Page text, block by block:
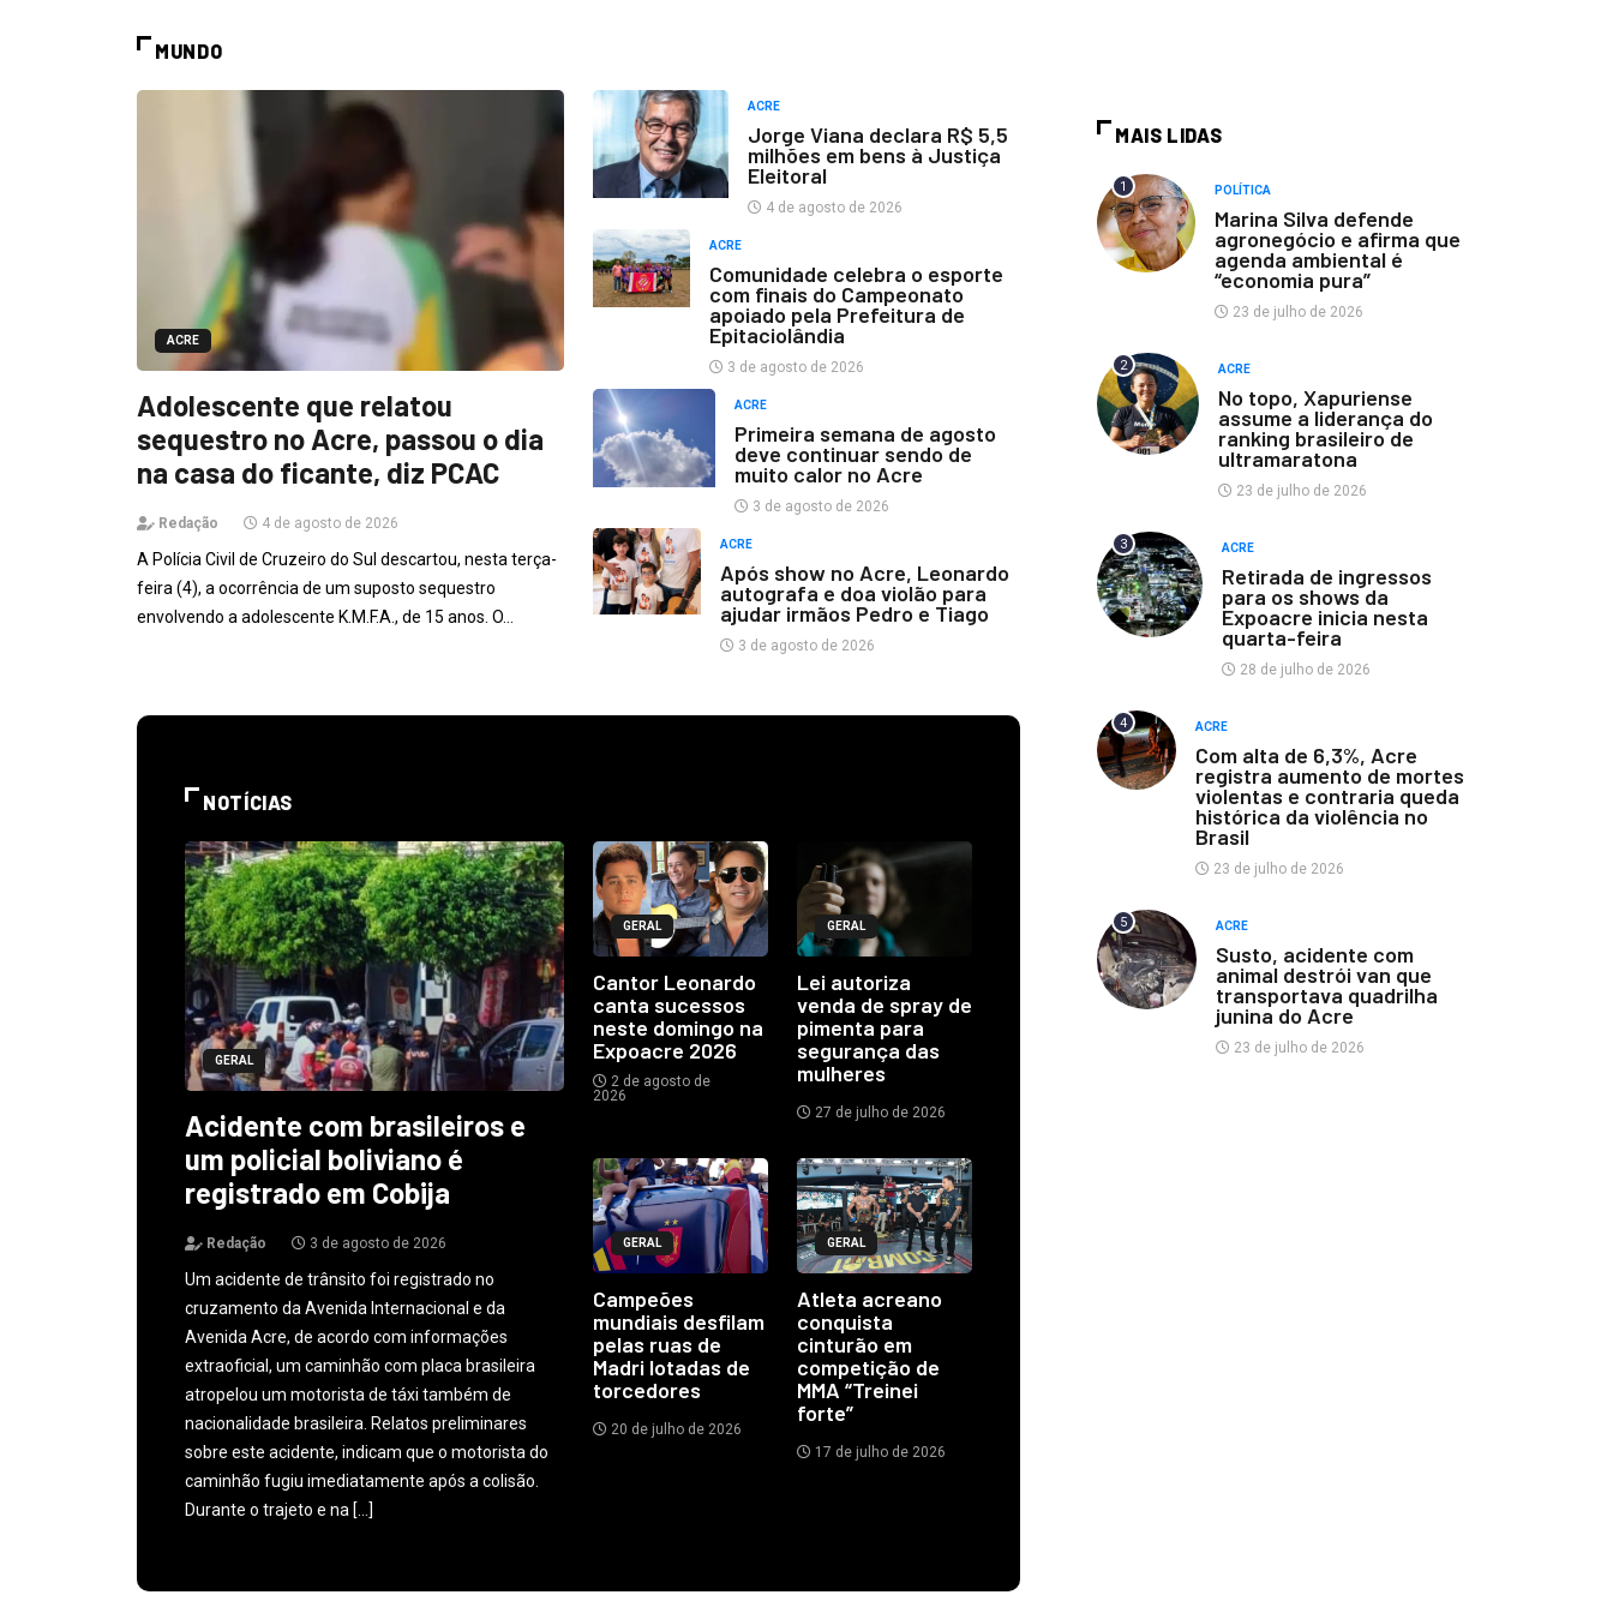
MUNDO
ACRE
Adolescente que relatou
sequestro no Acre, passou o dia
na casa do ficante, diz PCAC
Redação 4 de agosto de 2026
A Polícia Civil de Cruzeiro do Sul descartou, nesta terça-
feira (4), a ocorrência de um suposto sequestro
envolvendo a adolescente K.M.F.A., de 15 anos. O…
ACRE
Jorge Viana declara R$ 5,5
milhões em bens à Justiça
Eleitoral
4 de agosto de 2026
ACRE
Comunidade celebra o esporte
com finais do Campeonato
apoiado pela Prefeitura de
Epitaciolândia
3 de agosto de 2026
ACRE
Primeira semana de agosto
deve continuar sendo de
muito calor no Acre
3 de agosto de 2026
ACRE
Após show no Acre, Leonardo
autografa e doa violão para
ajudar irmãos Pedro e Tiago
3 de agosto de 2026
NOTÍCIAS
GERAL
Acidente com brasileiros e
um policial boliviano é
registrado em Cobija
Redação 3 de agosto de 2026
Um acidente de trânsito foi registrado no
cruzamento da Avenida Internacional e da
Avenida Acre, de acordo com informações
extraoficial, um caminhão com placa brasileira
atropelou um motorista de táxi também de
nacionalidade brasileira. Relatos preliminares
sobre este acidente, indicam que o motorista do
caminhão fugiu imediatamente após a colisão.
Durante o trajeto e na […]
GERAL
Cantor Leonardo
canta sucessos
neste domingo na
Expoacre 2026
2 de agosto de
2026
GERAL
Lei autoriza
venda de spray de
pimenta para
segurança das
mulheres
27 de julho de 2026
GERAL
Campeões
mundiais desfilam
pelas ruas de
Madri lotadas de
torcedores
20 de julho de 2026
GERAL
Atleta acreano
conquista
cinturão em
competição de
MMA “Treinei
forte”
17 de julho de 2026
MAIS LIDAS
1 POLÍTICA
Marina Silva defende
agronegócio e afirma que
agenda ambiental é
“economia pura”
23 de julho de 2026
2 ACRE
No topo, Xapuriense
assume a liderança do
ranking brasileiro de
ultramaratona
23 de julho de 2026
3 ACRE
Retirada de ingressos
para os shows da
Expoacre inicia nesta
quarta-feira
28 de julho de 2026
4 ACRE
Com alta de 6,3%, Acre
registra aumento de mortes
violentas e contraria queda
histórica da violência no
Brasil
23 de julho de 2026
5 ACRE
Susto, acidente com
animal destrói van que
transportava quadrilha
junina do Acre
23 de julho de 2026